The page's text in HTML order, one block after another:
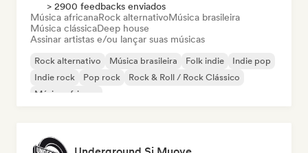
> 2900 feedbacks enviados
Música africanaRock alternativoMúsica brasileira
Música clássicaDeep house
Assinar artistas e/ou lançar suas músicas
Rock alternativo Música brasileira Folk indie
Indie pop
Indie rock
Pop rock
Rock & Roll / Rock Clássico
Música africana